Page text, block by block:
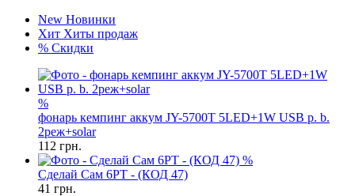
New Новинки
Хит Хиты продаж
% Скидки
%
фонарь кемпинг аккум JY-5700T 5LED+1W USB p. b.
2реж+solar
112 грн.
%
Сделай Сам 6PT - (КОД 47)
41 грн.